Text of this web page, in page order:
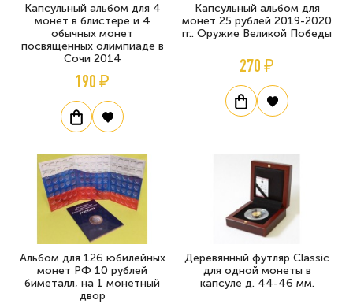
Капсульный альбом для 4
монет в блистере и 4
обычных монет
посвященных олимпиаде в
Сочи 2014
190 ₽
Капсульный альбом для
монет 25 рублей 2019-2020
гг.. Оружие Великой Победы
270 ₽
Альбом для 126 юбилейных
монет РФ 10 рублей
биметалл, на 1 монетный
двор
Деревянный футляр Classic
для одной монеты в
капсуле д. 44-46 мм.